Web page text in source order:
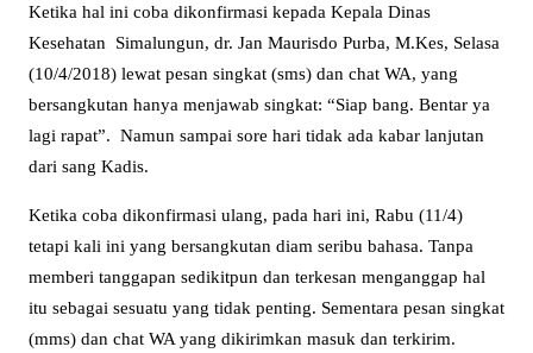
Ketika hal ini coba dikonfirmasi kepada Kepala Dinas
Kesehatan Simalungun, dr. Jan Maurisdo Purba, M.Kes, Selasa
(10/4/2018) lewat pesan singkat (sms) dan chat WA, yang
bersangkutan hanya menjawab singkat: “Siap bang. Bentar ya
lagi rapat”. Namun sampai sore hari tidak ada kabar lanjutan
dari sang Kadis.
Ketika coba dikonfirmasi ulang, pada hari ini, Rabu (11/4)
tetapi kali ini yang bersangkutan diam seribu bahasa. Tanpa
memberi tanggapan sedikitpun dan terkesan menganggap hal
itu sebagai sesuatu yang tidak penting. Sementara pesan singkat
(mms) dan chat WA yang dikirimkan masuk dan terkirim.